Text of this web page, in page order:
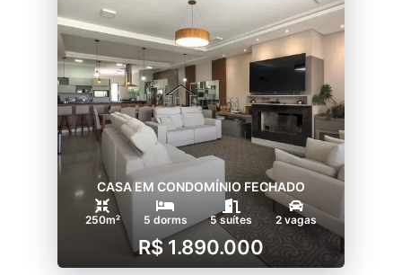
CASA EM CONDOMÍNIO FECHADO
250m² 5 dorms 5 suítes 2 vagas
R$ 1.890.000